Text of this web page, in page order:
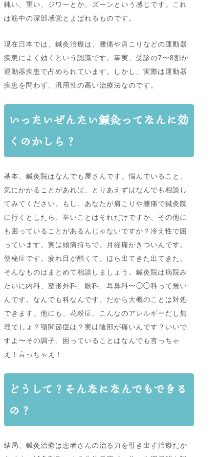
鈍い、重い、ジワーとか、ズーンという感じです。これ
は筋中の深部感覚とよばれるものです。
現在日本では、鍼灸治療は、腰痛や肩こりなどの運動器
疾患によく効くという認識です。事実、受診の7〜8割が
運動器疾患で占められています。しかし、実際は運動器
疾患を問わず、汎用性の高い治療法なのです。
いったいぜんたい鍼灸ってなんに効
くのかしら？
基本、鍼灸院はなんでも屋さんです。悩んでいること、
気にかかることがあれば、とりあえずはなんでも相談し
てみてください。もし、あなたが肩こりや腰痛で鍼灸院
に行くとしたら、辛いことはそれだけですか、その他に
も困っていることがあるんじゃないですか？冷え性で困
っています。実は頭痛持ちで。月経痛がきついんです。
便秘症です。疲れ目が酷くて。ほら出てきた出てきた。
そんなものはまとめて相談しましょう。鍼灸院は病院み
たいに内科、整形外科、眼科、耳鼻科〜◯◯科って無い
んです。なんでも科なんです。だから大概のことは対処
できます。他にも、花粉症、こんなのアレルギーだし無
理でしょ？顎関節症は？実は陰部が痛いんです？いいで
すよ〜その調子、困っていることはなんでも言っちゃ
え！言っちゃえ！
どうして？そんなになんでもできる
の？
結局、鍼灸治療は患者さんの治る力を引き出す治療だか